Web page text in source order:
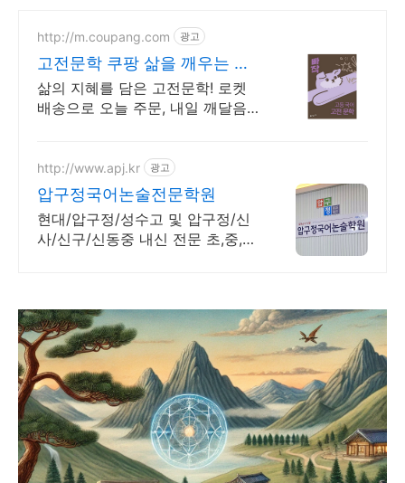
http://m.coupang.com 광고
고전문학 쿠팡 삶을 깨우는 고
전
삶의 지혜를 담은 고전문학! 로켓
배송으로 오늘 주문, 내일 깨달음
고 탐험하세요.
http://www.apj.kr 광고
압구정국어논술전문학원
현대/압구정/성수고 및 압구정/신
사/신구/신동중 내신 전문 초,중,고